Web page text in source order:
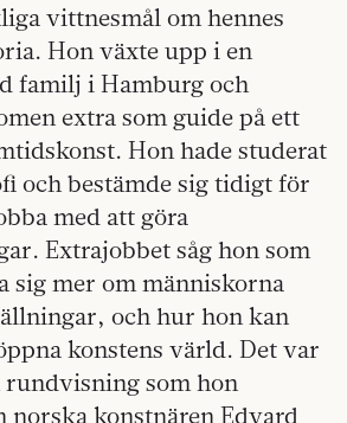
vittnesmål om hennes
Hon växte upp i en
familj i Hamburg och
extra som guide på ett
Hon hade studerat
och bestämde sig tidigt för
med att göra
Extrajobbet såg hon som
sig mer om människorna
och hur hon kan
konstens värld. Det var
rundvisning som hon
norska konstnären Edvard